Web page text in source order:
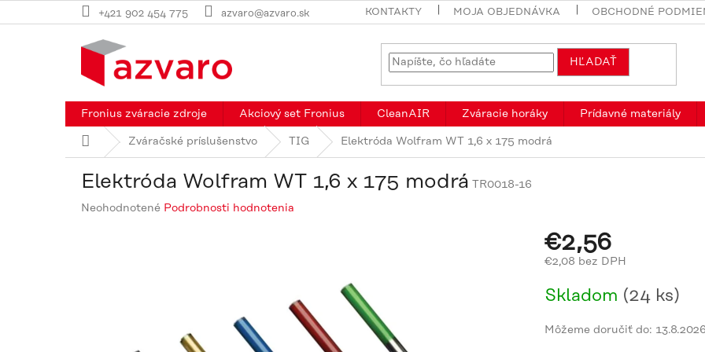
na
+421 902 454 775 azvaro@azvaro.sk KONTAKTY MOJA OBJEDNÁVKA OBCHODNÉ
HĽADAŤ
Fronius zváracie zdroje Akciový set Fronius CleanAIR Zváracie horáky Prídavné materiály
DomovZváračské príslušenstvo TIG Elektróda Wolfram WT 1,6 x 175 modrá
Elektróda Wolfram WT 1,6 x 175 modrá TR0018-16
Priemerné
Neohodnotené Podrobnosti hodnotenia
€2,56
€2,08 bez DPH
cena:
Skladom (24 ks)
Môžeme doručiť do: 13.8.2026